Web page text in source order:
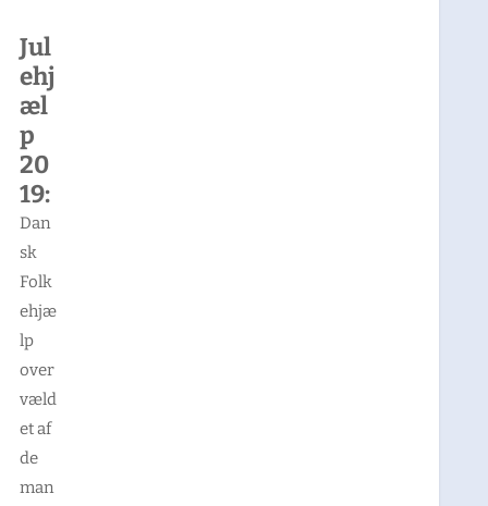
Jul
ehj
æl
p
20
19:
Dan
sk
Folk
ehjæ
lp
over
væld
et af
de
man